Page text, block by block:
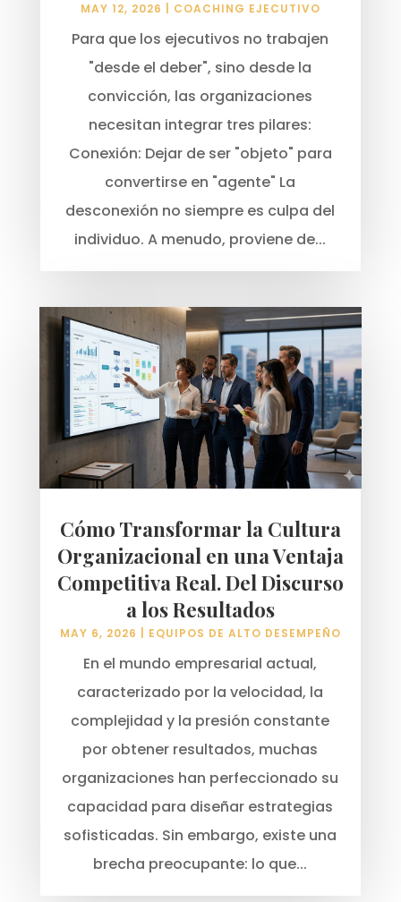
MAY 12, 2026 COACHING EJECUTIVO
Para que los ejecutivos no trabajen
"desde el deber", sino desde la
convicción, las organizaciones
necesitan integrar tres pilares:
Conexión: Dejar de ser "objeto" para
convertirse en "agente" La
desconexión no siempre es culpa del
individuo. A menudo, proviene de...
Cómo Transformar la Cultura
Organizacional en una Ventaja
Competitiva Real. Del Discurso
a los Resultados
MAY 6, 2026 EQUIPOS DE ALTO DESEMPEÑO
En el mundo empresarial actual,
caracterizado por la velocidad, la
complejidad y la presión constante
por obtener resultados, muchas
organizaciones han perfeccionado su
capacidad para diseñar estrategias
sofisticadas. Sin embargo, existe una
brecha preocupante: lo que...